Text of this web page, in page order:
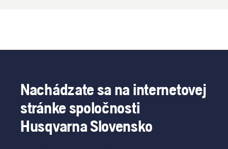
Nachádzate sa na internetovej
stránke spoločnosti
Husqvarna Slovensko